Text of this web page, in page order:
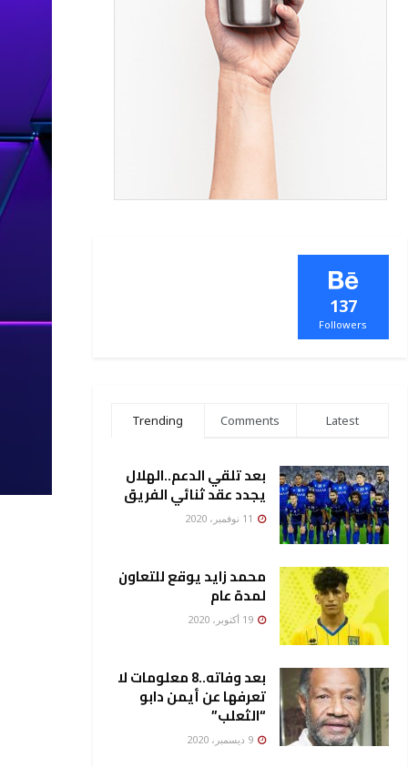
137
Followers
Trending Comments Latest
بعد تلقي الدعم..الهلال
يجدد عقد ثنائي الفريق
محمد زايد يوقع للتعاون
لمدة عام
بعد وفاته..8 معلومات لا
تعرفها عن أيمن دابو
“الثعلب”